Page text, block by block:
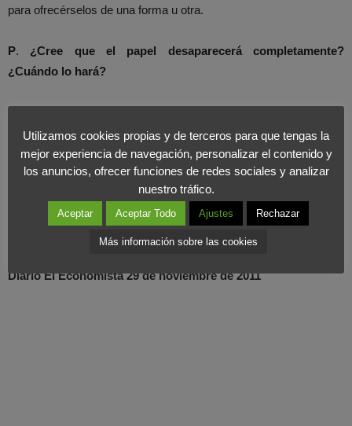
para ofrecérselos de una forma u otra.
P. ¿Cree que el papel desaparecerá completamente?
¿Cuándo lo hará?
R.
Observo a los nativos digitales (los nacidos después de 1980)
y no se acercan al papel. No tienen con él la relación afectiva que
tenemos las personas de mi generación y de las anteriores. No
creo que lo viva, pero es muy posible que llegue. También, en
parte, forzado por razones medioambientales.
Entrevista a Sonia Franco
Diario El Economista 29 de noviembre de 2011
Utilizamos cookies propias y de terceros para que tengas la
mejor experiencia de navegación, personalizar el contenido y
los anuncios, ofrecer funciones de redes sociales y analizar
nuestro tráfico.
Aceptar Aceptar Todo Ajustes Rechazar
Más información sobre las cookies